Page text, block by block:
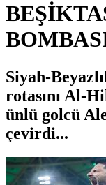
Siyah-
rotasını Al-
ünlü golcü
çevirdi...